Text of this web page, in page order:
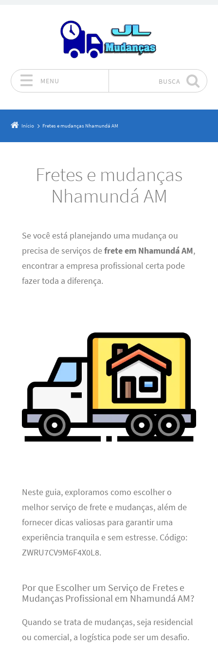
MENU BUSCA
Início Fretes e mudanças Nhamundá AM
Fretes e mudanças
Nhamundá AM
Se você está planejando uma mudança ou
precisa de serviços defrete em Nhamundá AM,
encontrar a empresa profissional certa pode
fazer toda a diferença.
Neste guia, exploramos como escolher o
melhor serviço de frete e mudanças, além de
fornecer dicas valiosas para garantir uma
experiência tranquila e sem estresse. Código:
ZWRU7CV9M6F4X0L8.
Por que Escolher um Serviço de Fretes e
Mudanças Profissional em Nhamundá AM?
Quando se trata de mudanças, seja residencial
ou comercial, a logística pode ser um desafio.